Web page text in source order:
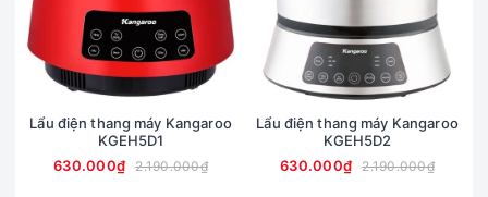
Lẩu điện thang máy Kangaroo
KGEH5D1
630.000₫
2.190.000₫
Lẩu điện thang máy Kangaroo
KGEH5D2
630.000₫
2.190.000₫